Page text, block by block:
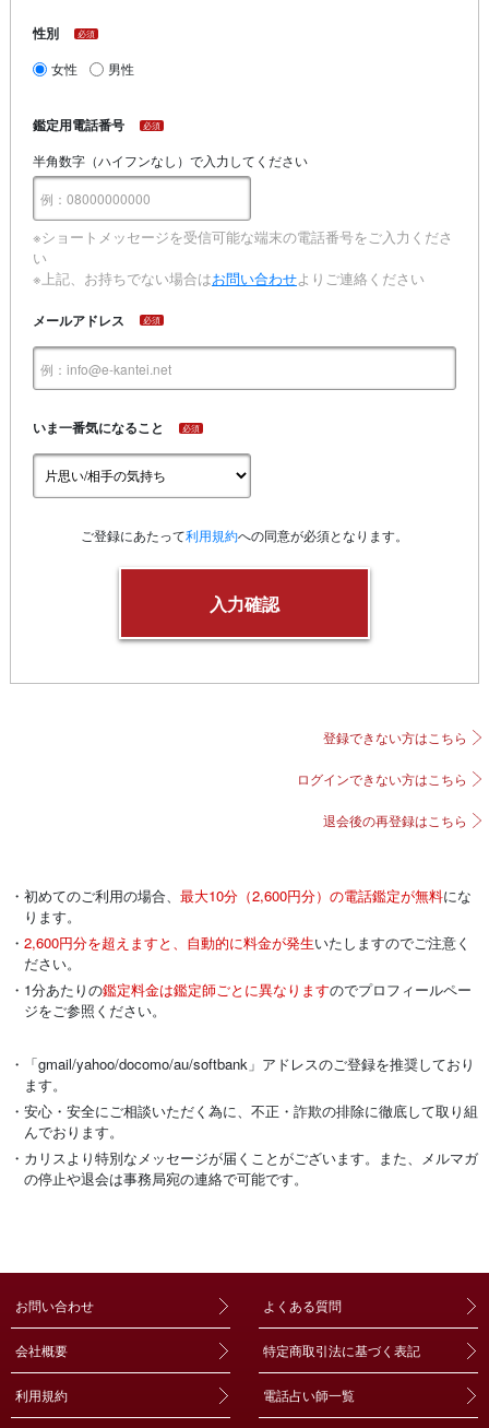
性別 必須
女性 男性
鑑定用電話番号 必須
半角数字（ハイフンなし）で入力してください
※ショートメッセージを受信可能な端末の電話番号をご入力くださ
い
※上記、お持ちでない場合はお問い合わせよりご連絡ください
メールアドレス 必須
いま一番気になること 必須
ご登録にあたって利用規約への同意が必須となります。
登録できない方はこちら
ログインできない方はこちら
退会後の再登録はこちら
・初めてのご利用の場合、 最大10分（2,600円分）の電話鑑定が無料にな
ります。
・ 2,600円分を超えますと、自動的に料金が発生いたしますのでご注意く
ださい。
・1分あたりの鑑定料金は鑑定師ごとに異なりますのでプロフィールペー
ジをご参照ください。
・「gmail/yahoo/docomo/au/softbank」アドレスのご登録を推奨しており
ます。
・安心・安全にご相談いただく為に、不正・詐欺の排除に徹底して取り組
んでおります。
・カリスより特別なメッセージが届くことがございます。また、メルマガ
の停止や退会は事務局宛の連絡で可能です。
お問い合わせ よくある質問
会社概要 特定商取引法に基づく表記
利用規約 電話占い師一覧